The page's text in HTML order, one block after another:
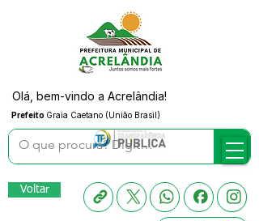
Prefeito Graia Caetano (União Brasil)
Olá, bem-vindo a Acrelândia!
Voltar